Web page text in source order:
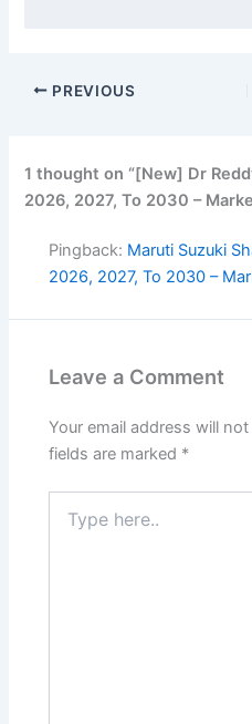
PREVIOUS
1 thought on “[New] Dr
2026, 2027, To 2030 –
Pingback: Maruti Suzuki
2026, 2027, To 2030 –
Leave a Comment
Your email address will
fields are marked *
here..